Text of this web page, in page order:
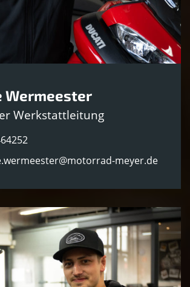
Wermeester
Werkstattleitung
meyer.de